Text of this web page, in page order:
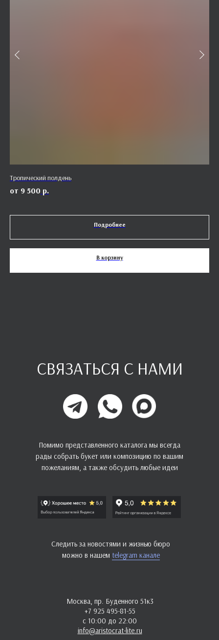
Тропический полдень
9 500 р.
Подробнее
В корзину
Москва, пр. Буденного 51к3
+7 925 495-81-55
с 10:00 до 22:00
info@aristocrat-lite.ru
СВЯЗАТЬСЯ С НАМИ
Помимо представленного каталога мы всегда
рады собрать букет или композицию по вашим
пожеланиям, а также обсудить любые идеи
Следить за новостями и жизнью бюро
можно в нашем telegram канале